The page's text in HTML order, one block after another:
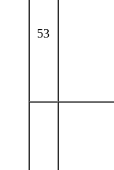
53